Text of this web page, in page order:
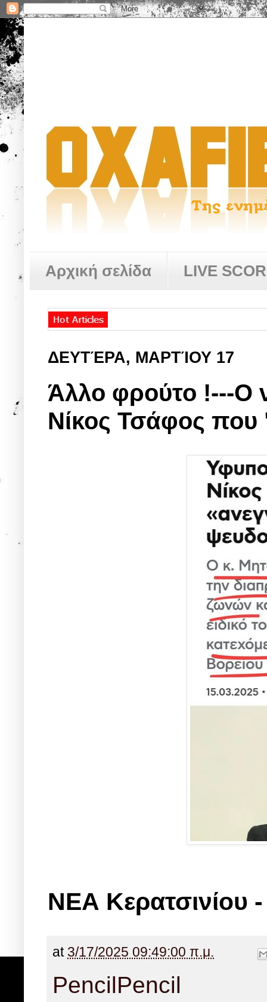
Αρχική σελίδα LIVE
ΔΕΥΤΈΡΑ, ΜΑΡΤΊΟΥ 17
Άλλο φρούτο !---Ο
Νίκος Τσάφος που
ΝΕΑ Κερατσινίου -
at 3/17/2025 09:49:00 π.μ.
PencilPencil